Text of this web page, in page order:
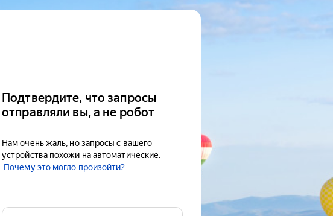
Подтвердите, что запросы
отправляли вы, а не робот
Нам очень жаль, но запросы с вашего
устройства похожи на автоматические.
Почему это могло произойти?